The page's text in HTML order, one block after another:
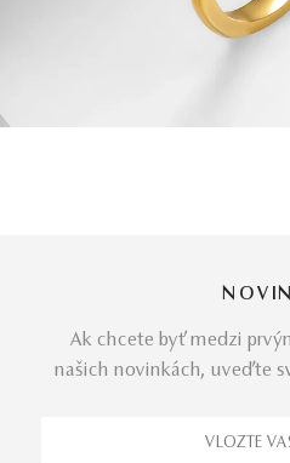
Ak chcete byť medzi
našich novinkách, uveďte